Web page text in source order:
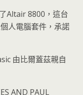
Altair 8800，這台
人電腦套件，承諾
由比爾蓋茲親自
AND PAUL